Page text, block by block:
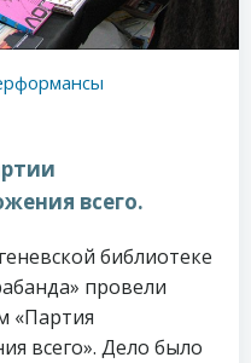
всего.
библиотеке
провели
«Партия
всего». Дело было